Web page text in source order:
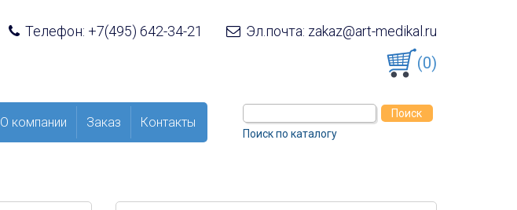
Телефон: +7(495) 642-34-21 Эл.почта: zakaz@art-medikal.ru
(0)
О компании Заказ Контакты
Поиск по каталогу